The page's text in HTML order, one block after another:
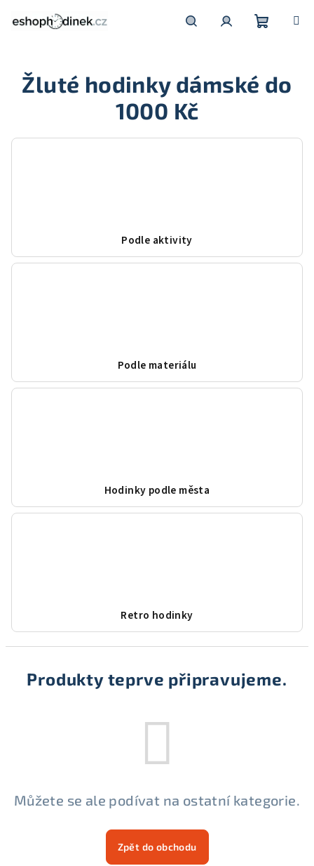
košík
Žluté hodinky dámské do
1000 Kč
Podle aktivity
Podle materiálu
Hodinky podle města
Retro hodinky
Produkty teprve připravujeme.
Můžete se ale podívat na ostatní kategorie.
Zpět do obchodu